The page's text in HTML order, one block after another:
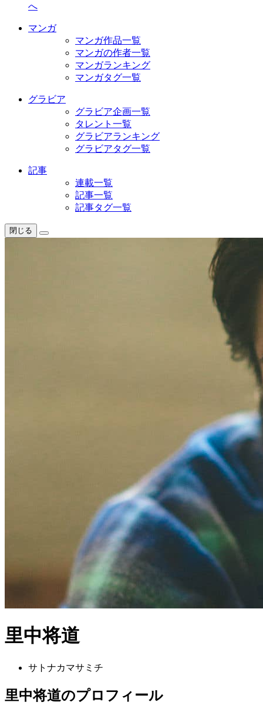
へ
マンガ
マンガ作品一覧
マンガの作者一覧
マンガランキング
マンガタグ一覧
グラビア
グラビア企画一覧
タレント一覧
グラビアランキング
グラビアタグ一覧
記事
連載一覧
記事一覧
記事タグ一覧
閉じる
里中将道
サトナカマサミチ
里中将道のプロフィール